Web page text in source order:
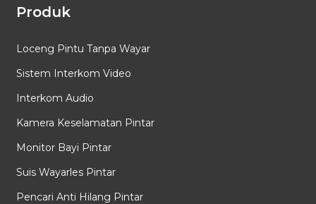
Produk
Loceng Pintu Tanpa Wayar
Sistem Interkom Video
Interkom Audio
Kamera Keselamatan Pintar
Monitor Bayi Pintar
Suis Wayarles Pintar
Pencari Anti Hilang Pintar